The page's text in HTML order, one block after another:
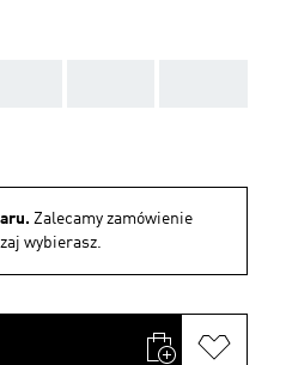
Zalecamy zamówienie
wybierasz.